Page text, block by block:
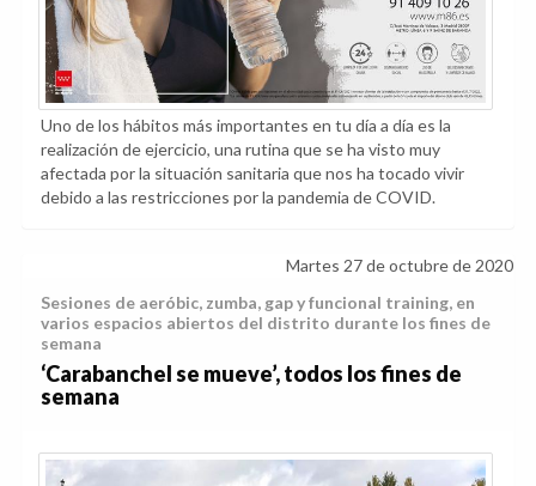
Uno de los hábitos más importantes en tu día a día es la
realización de ejercicio, una rutina que se ha visto muy
afectada por la situación sanitaria que nos ha tocado vivir
debido a las restricciones por la pandemia de COVID.
Martes 27 de octubre de 2020
Sesiones de aeróbic, zumba, gap y funcional training, en
varios espacios abiertos del distrito durante los fines de
semana
‘Carabanchel se mueve’, todos los fines de
semana